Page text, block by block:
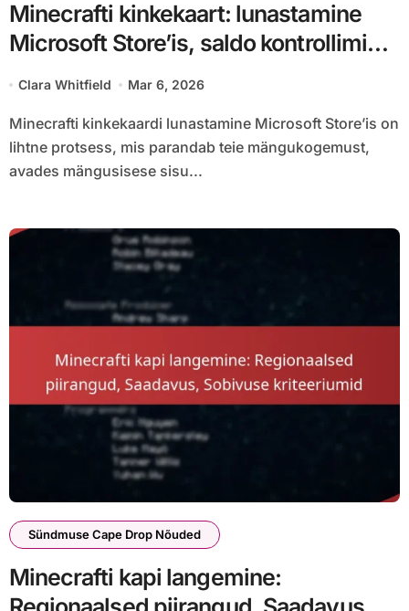
Minecrafti kinkekaart: lunastamine
Microsoft Store’is, saldo kontrollimine,
aegumiskuupäevad
Clara Whitfield Mar 6, 2026
Minecrafti kinkekaardi lunastamine Microsoft Store’is on
lihtne protsess, mis parandab teie mängukogemust,
avades mängusisese sisu...
Sündmuse Cape Drop Nõuded
Minecrafti kapi langemine: